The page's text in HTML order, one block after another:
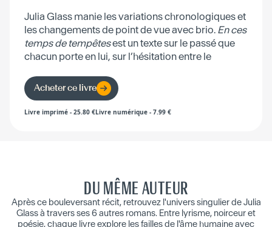
Julia Glass manie les variations chronologiques et
les changements de point de vue avec brio. En ces
temps de tempêtesest un texte sur le passé que
chacun porte en lui, sur l’hésitation entre le
Acheter ce livre
Livre imprimé - 25.80 €Livre numérique - 7.99 €
DU MÊME AUTEUR
Après ce bouleversant récit, retrouvez l'univers singulier de Julia
Glass à travers ses 6 autres romans. Entre lyrisme, noirceur et
poésie, chaque livre explore les failles de l'âme humaine avec